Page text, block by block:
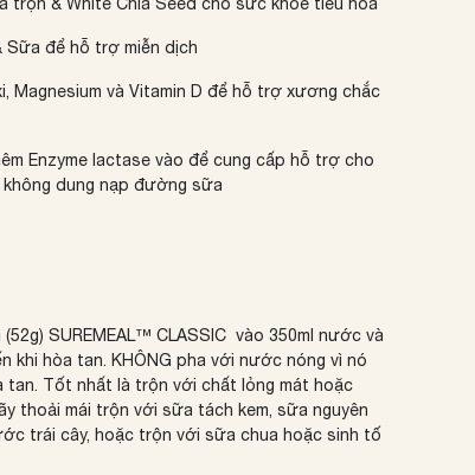
Sữa để hỗ trợ miễn dịch
Magnesium và Vitamin D để hỗ trợ xương chắc
Enzyme lactase vào để cung cấp hỗ trợ cho
dung nạp đường sữa
(52g) SUREMEAL™ CLASSIC vào 350ml nước và
khi hòa tan. KHÔNG pha với nước nóng vì nó
tan. Tốt nhất là trộn với chất lỏng mát hoặc
thoải mái trộn với sữa tách kem, sữa nguyên
trái cây, hoặc trộn với sữa chua hoặc sinh tố